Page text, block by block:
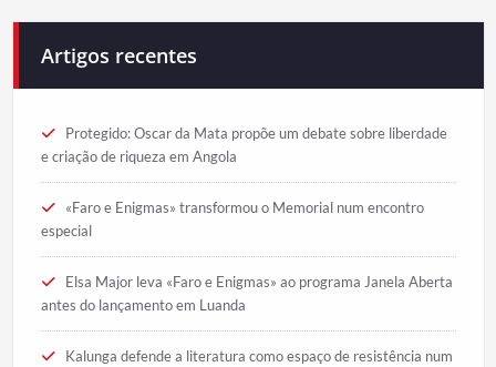
Artigos recentes
Protegido: Oscar da Mata propõe um debate sobre liberdade
e criação de riqueza em Angola
«Faro e Enigmas» transformou o Memorial num encontro
especial
Elsa Major leva «Faro e Enigmas» ao programa Janela Aberta
antes do lançamento em Luanda
Kalunga defende a literatura como espaço de resistência num